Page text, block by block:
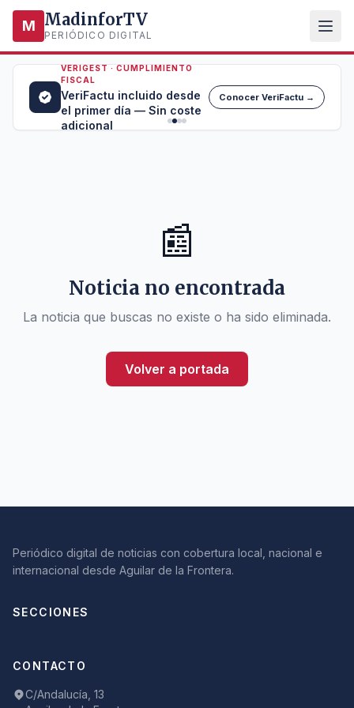
M MadinforTV
PERIÓDICO DIGITAL
VERIGEST · CUMPLIMIENTO
FISCAL
VeriFactu incluido desde
el primer día — Sin coste
adicional
Conocer VeriFactu →
📰
Noticia no encontrada
La noticia que buscas no existe o ha sido eliminada.
Volver a portada
Periódico digital de noticias con cobertura local, nacional e
internacional desde Aguilar de la Frontera.
SECCIONES
CONTACTO
C/Andalucía, 13